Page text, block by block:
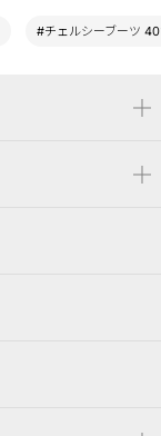
#チェルシーブーツ